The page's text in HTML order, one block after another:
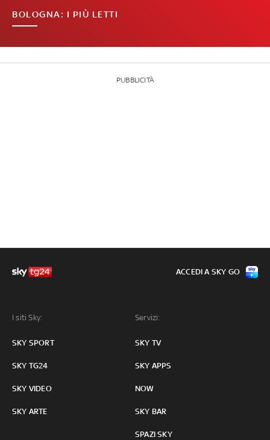
BOLOGNA: I PIÙ LETTI
PUBBLICITÀ
I siti Sky:
SKY SPORT
SKY TG24
SKY VIDEO
SKY ARTE
Servizi:
SKY TV
SKY APPS
NOW
SKY BAR
SPAZI SKY
ACCEDI A SKY GO